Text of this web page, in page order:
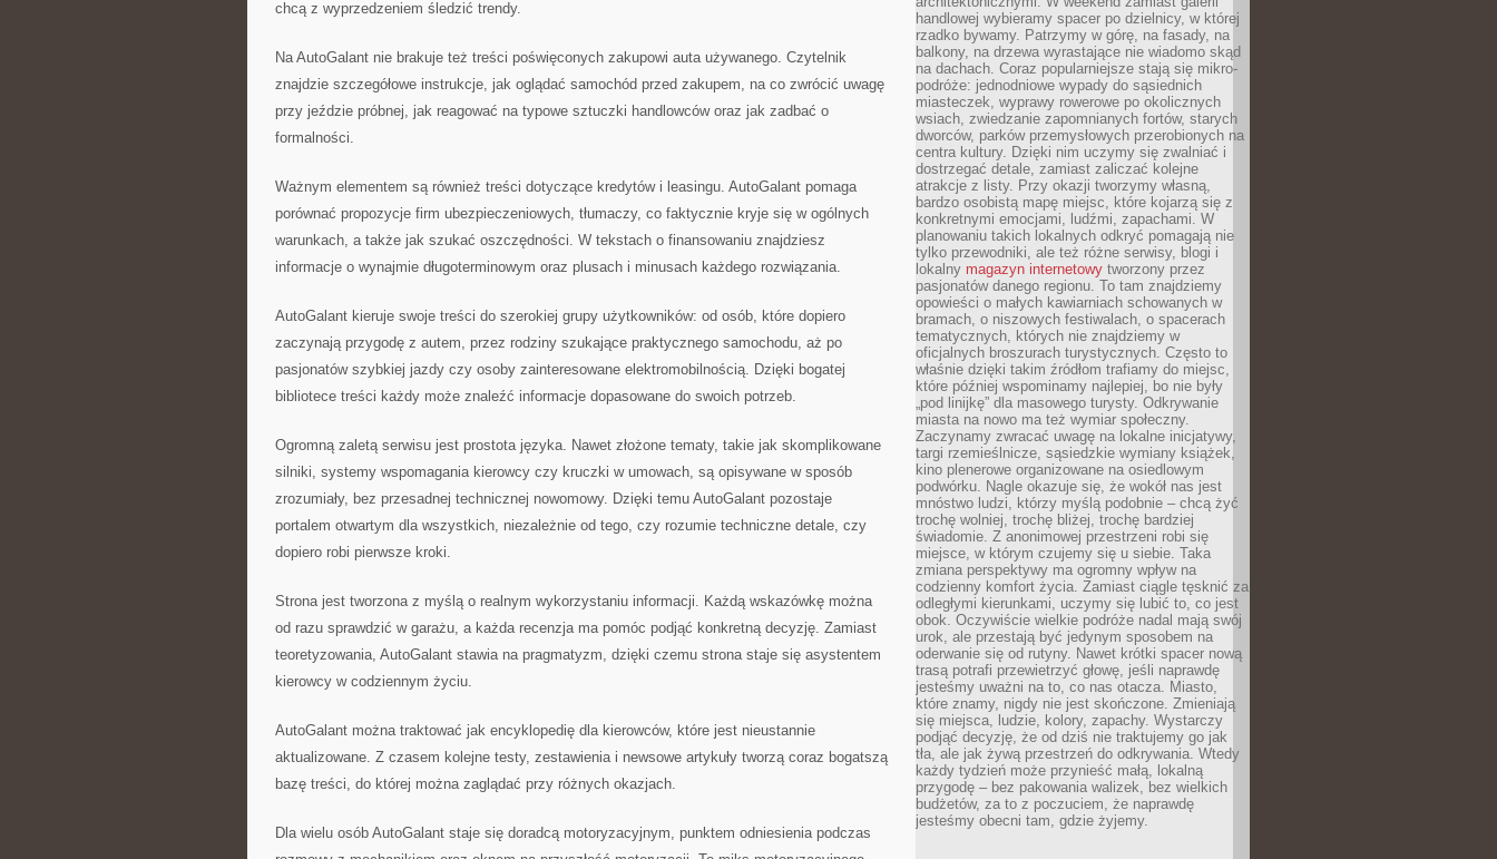
chcą z wyprzedzeniem śledzić trendy.
Na AutoGalant nie brakuje też treści poświęconych zakupowi auta używanego. Czytelnik
znajdzie szczegółowe instrukcje, jak oglądać samochód przed zakupem, na co zwrócić uwagę
przy jeździe próbnej, jak reagować na typowe sztuczki handlowców oraz jak zadbać o
formalności.
Ważnym elementem są również treści dotyczące kredytów i leasingu. AutoGalant pomaga
porównać propozycje firm ubezpieczeniowych, tłumaczy, co faktycznie kryje się w ogólnych
warunkach, a także jak szukać oszczędności. W tekstach o finansowaniu znajdziesz
informacje o wynajmie długoterminowym oraz plusach i minusach każdego rozwiązania.
AutoGalant kieruje swoje treści do szerokiej grupy użytkowników: od osób, które dopiero
zaczynają przygodę z autem, przez rodziny szukające praktycznego samochodu, aż po
pasjonatów szybkiej jazdy czy osoby zainteresowane elektromobilnością. Dzięki bogatej
bibliotece treści każdy może znaleźć informacje dopasowane do swoich potrzeb.
Ogromną zaletą serwisu jest prostota języka. Nawet złożone tematy, takie jak skomplikowane
silniki, systemy wspomagania kierowcy czy kruczki w umowach, są opisywane w sposób
zrozumiały, bez przesadnej technicznej nowomowy. Dzięki temu AutoGalant pozostaje
portalem otwartym dla wszystkich, niezależnie od tego, czy rozumie techniczne detale, czy
dopiero robi pierwsze kroki.
Strona jest tworzona z myślą o realnym wykorzystaniu informacji. Każdą wskazówkę można
od razu sprawdzić w garażu, a każda recenzja ma pomóc podjąć konkretną decyzję. Zamiast
teoretyzowania, AutoGalant stawia na pragmatyzm, dzięki czemu strona staje się asystentem
kierowcy w codziennym życiu.
AutoGalant można traktować jak encyklopedię dla kierowców, które jest nieustannie
aktualizowane. Z czasem kolejne testy, zestawienia i newsowe artykuły tworzą coraz bogatszą
bazę treści, do której można zaglądać przy różnych okazjach.
Dla wielu osób AutoGalant staje się doradcą motoryzacyjnym, punktem odniesienia podczas
handlowej wybieramy spacer po dzielnicy, w której
rzadko bywamy. Patrzymy w górę, na fasady, na
balkony, na drzewa wyrastające nie wiadomo skąd
na dachach. Coraz popularniejsze stają się mikro-
podróże: jednodniowe wypady do sąsiednich
miasteczek, wyprawy rowerowe po okolicznych
wsiach, zwiedzanie zapomnianych fortów, starych
dworców, parków przemysłowych przerobionych na
centra kultury. Dzięki nim uczymy się zwalniać i
dostrzegać detale, zamiast zaliczać kolejne
atrakcje z listy. Przy okazji tworzymy własną,
bardzo osobistą mapę miejsc, które kojarzą się z
konkretnymi emocjami, ludźmi, zapachami. W
planowaniu takich lokalnych odkryć pomagają nie
tylko przewodniki, ale też różne serwisy, blogi i
lokalny magazyn internetowy tworzony przez
pasjonatów danego regionu. To tam znajdziemy
opowieści o małych kawiarniach schowanych w
bramach, o niszowych festiwalach, o spacerach
tematycznych, których nie znajdziemy w
oficjalnych broszurach turystycznych. Często to
właśnie dzięki takim źródłom trafiamy do miejsc,
które później wspominamy najlepiej, bo nie były
„pod linijkę” dla masowego turysty. Odkrywanie
miasta na nowo ma też wymiar społeczny.
Zaczynamy zwracać uwagę na lokalne inicjatywy,
targi rzemieślnicze, sąsiedzkie wymiany książek,
kino plenerowe organizowane na osiedlowym
podwórku. Nagle okazuje się, że wokół nas jest
mnóstwo ludzi, którzy myślą podobnie – chcą żyć
trochę wolniej, trochę bliżej, trochę bardziej
świadomie. Z anonimowej przestrzeni robi się
miejsce, w którym czujemy się u siebie. Taka
zmiana perspektywy ma ogromny wpływ na
codzienny komfort życia. Zamiast ciągle tęsknić za
odległymi kierunkami, uczymy się lubić to, co jest
obok. Oczywiście wielkie podróże nadal mają swój
urok, ale przestają być jedynym sposobem na
oderwanie się od rutyny. Nawet krótki spacer nową
trasą potrafi przewietrzyć głowę, jeśli naprawdę
jesteśmy uważni na to, co nas otacza. Miasto,
które znamy, nigdy nie jest skończone. Zmieniają
się miejsca, ludzie, kolory, zapachy. Wystarczy
podjąć decyzję, że od dziś nie traktujemy go jak
tła, ale jak żywą przestrzeń do odkrywania. Wtedy
każdy tydzień może przynieść małą, lokalną
przygodę – bez pakowania walizek, bez wielkich
budżetów, za to z poczuciem, że naprawdę
jesteśmy obecni tam, gdzie żyjemy.